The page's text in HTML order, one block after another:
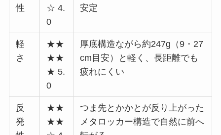
性
☆ 4.
0
安定
軽
さ
★★
★★
★ 5.
0
厚底構造ながら約247g（9・27
cm目安）と軽く、長距離でも
疲れにくい
反
発
★★
★★
つま先とかかとが反り上がった
メタロッカー構造で自然に前へ